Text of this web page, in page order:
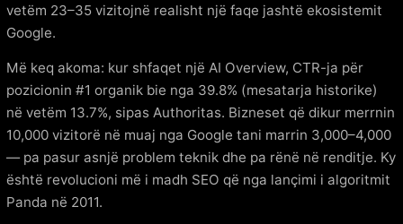
vetëm 23–35 vizitojnë realisht një faqe jashtë ekosistemit
Google.
Më keq akoma: kur shfaqet një AI Overview, CTR-ja për
pozicionin #1 organik bie nga 39.8% (mesatarja historike)
në vetëm 13.7%, sipas Authoritas. Bizneset që dikur merrnin
10,000 vizitorë në muaj nga Google tani marrin 3,000–4,000
— pa pasur asnjë problem teknik dhe pa rënë në renditje. Ky
është revolucioni më i madh SEO që nga lançimi i algoritmit
Panda në 2011.